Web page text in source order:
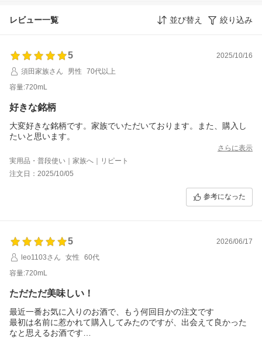
レビュー一覧 並び替え 絞り込み
5
2025/10/16
須田家族さん
男性
70代以上
容量:720mL
好きな銘柄
大変好きな銘柄です。家族でいただいております。また、購入し
たいと思います。
さらに表示
実用品・普段使い｜家族へ｜リピート
注文日：2025/10/05
参考になった
5
2026/06/17
leo1103さん
女性
60代
容量:720mL
ただただ美味しい！
最近一番お気に入りのお酒で、もう何回目かの注文です
最初は名前に惹かれて購入してみたのですが、出会えて良かった
なと思えるお酒です